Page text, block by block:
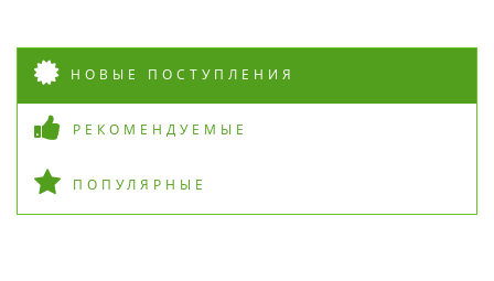
НОВЫЕ ПОСТУПЛЕНИЯ
РЕКОМЕНДУЕМЫЕ
ПОПУЛЯРНЫЕ